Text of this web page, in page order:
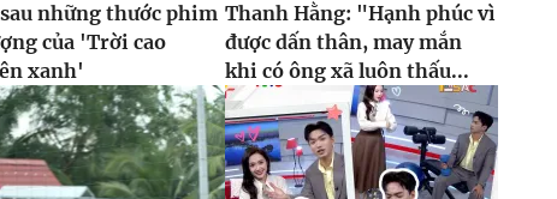
những thước phim
của 'Trời cao
xanh'
Thanh Hằng: "Hạnh phúc vì
được dấn thân, may mắn
khi có ông xã luôn thấu...